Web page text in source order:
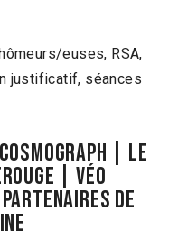
euses, RSA,
justificatif, séances
| LE
| VÉO
DE